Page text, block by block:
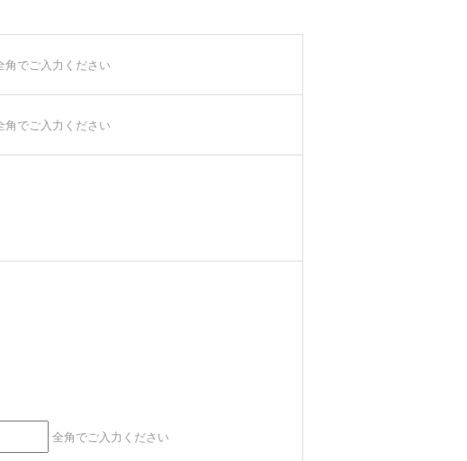
角でご入力ください
角でご入力ください
全角でご入力ください